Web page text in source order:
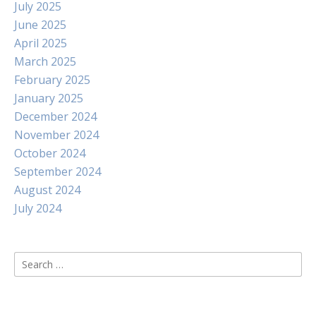
July 2025
June 2025
April 2025
March 2025
February 2025
January 2025
December 2024
November 2024
October 2024
September 2024
August 2024
July 2024
Search
for: